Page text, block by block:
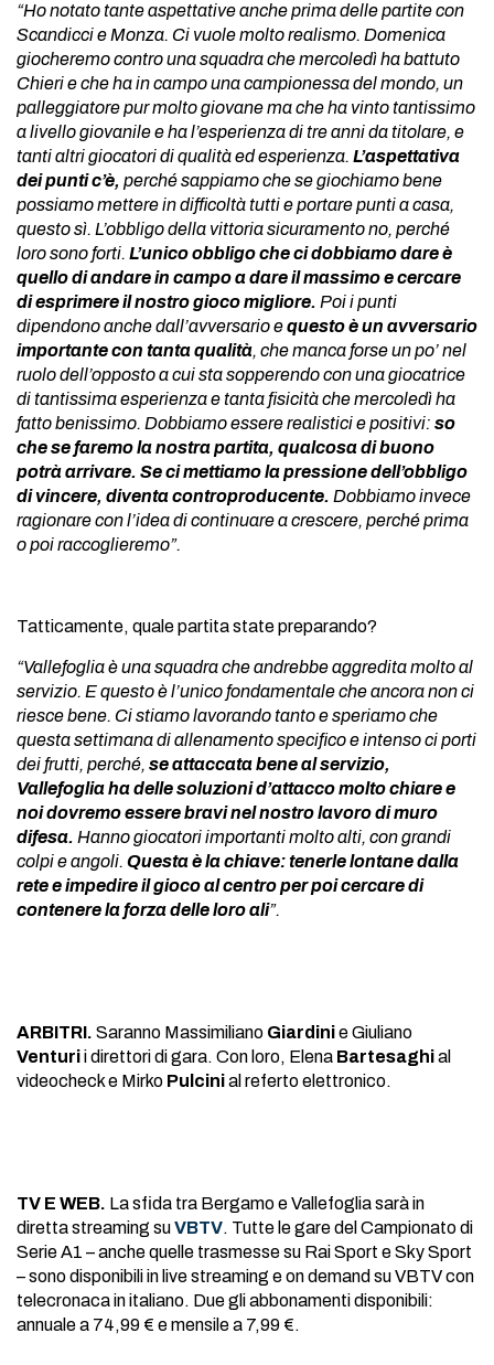
“Ho notato tante aspettative anche prima delle partite con
Scandicci e Monza. Ci vuole molto realismo. Domenica
giocheremo contro una squadra che mercoledì ha battuto
Chieri e che ha in campo una campionessa del mondo, un
palleggiatore pur molto giovane ma che ha vinto tantissimo
a livello giovanile e ha l’esperienza di tre anni da titolare, e
tanti altri giocatori di qualità ed esperienza. L’aspettativa
dei punti c’è, perché sappiamo che se giochiamo bene
possiamo mettere in difficoltà tutti e portare punti a casa,
questo sì. L’obbligo della vittoria sicuramento no, perché
loro sono forti. L’unico obbligo che ci dobbiamo dare è
quello di andare in campo a dare il massimo e cercare
di esprimere il nostro gioco migliore. Poi i punti
dipendono anche dall’avversario equesto è un avversario
importante con tanta qualità, che manca forse un po’ nel
ruolo dell’opposto a cui sta sopperendo con una giocatrice
di tantissima esperienza e tanta fisicità che mercoledì ha
fatto benissimo. Dobbiamo essere realistici e positivi: so
che se faremo la nostra partita, qualcosa di buono
potrà arrivare. Se ci mettiamo la pressione dell’obbligo
di vincere, diventa controproducente. Dobbiamo invece
ragionare con l’idea di continuare a crescere, perché prima
o poi raccoglieremo”.
Tatticamente, quale partita state preparando?
“Vallefoglia è una squadra che andrebbe aggredita molto al
servizio. E questo è l’unico fondamentale che ancora non ci
riesce bene. Ci stiamo lavorando tanto e speriamo che
questa settimana di allenamento specifico e intenso ci porti
dei frutti, perché, se attaccata bene al servizio,
Vallefoglia ha delle soluzioni d’attacco molto chiare e
noi dovremo essere bravi nel nostro lavoro di muro
difesa. Hanno giocatori importanti molto alti, con grandi
colpi e angoli. Questa è la chiave: tenerle lontane dalla
rete e impedire il gioco al centro per poi cercare di
contenere la forza delle loro ali”.
ARBITRI. Saranno Massimiliano Giardinie Giuliano
Venturii direttori di gara. Con loro, Elena Bartesaghial
videocheck e Mirko Pulcinial referto elettronico.
TV E WEB. La sfida tra Bergamo e Vallefoglia sarà in
diretta streaming suVBTV. Tutte le gare del Campionato di
Serie A1 – anche quelle trasmesse su Rai Sport e Sky Sport
– sono disponibili in live streaming e on demand su VBTV con
telecronaca in italiano. Due gli abbonamenti disponibili:
annuale a 74,99 € e mensile a 7,99 €.